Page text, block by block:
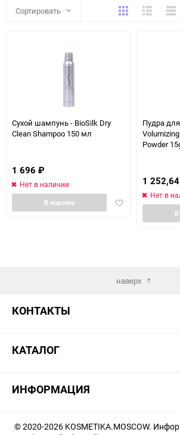
Сортировать ПлиткаПодробно
Сухой шампунь - BioSilk Dry
Clean Shampoo 150 мл
1 696 ₽
Нет в наличии
Добавить
избранное
В корзину
Пудра
Powder
1 252,64
Нет в
наверх
КОНТАКТЫ
КАТАЛОГ
ИНФОРМАЦИЯ
© 2020-2026 KOSMETIKA.MOSCOW.